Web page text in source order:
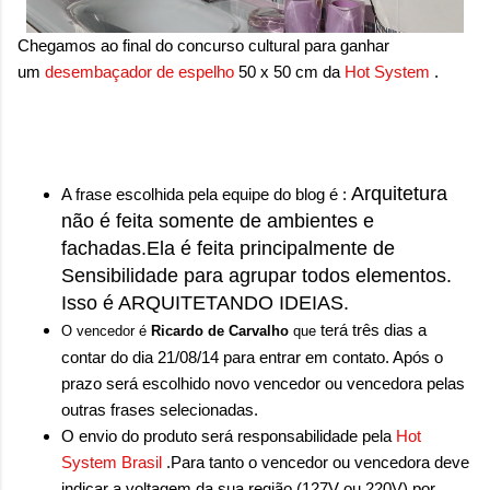
sensação isolada. Se per...
Chegamos ao final do concurso cultural para ganhar
um desembaçador de espelho 50 x 50 cm da Hot System .
A frase escolhida pela equipe do blog é : Arquitetura
não é feita somente de ambientes e
fachadas.Ela é feita principalmente de
Sensibilidade para agrupar todos elementos.
Isso é ARQUITETANDO IDEIAS.
O vencedor é Ricardo de Carvalho que terá três dias a
contar do dia 21/08/14 para entrar em contato. Após o
prazo será escolhido novo vencedor ou vencedora pelas
outras frases selecionadas.
O envio do produto será responsabilidade pela Hot
System Brasil .Para tanto o vencedor ou vencedora deve